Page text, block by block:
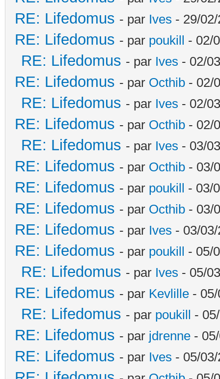
RE: Lifedomus - par Ives - 29/
RE: Lifedomus - par poukill - 02/
RE: Lifedomus - par Ives - 02/
RE: Lifedomus - par Octhib - 02/
RE: Lifedomus - par Ives - 02/
RE: Lifedomus - par Octhib - 02/
RE: Lifedomus - par Ives - 03/
RE: Lifedomus - par Octhib - 03/
RE: Lifedomus - par poukill - 03/
RE: Lifedomus - par Octhib - 03/
RE: Lifedomus - par Ives - 03/
RE: Lifedomus - par poukill - 05/
RE: Lifedomus - par Ives - 05/
RE: Lifedomus - par Kevlille -
RE: Lifedomus - par poukill -
RE: Lifedomus - par jdrenne -
RE: Lifedomus - par Ives - 05/